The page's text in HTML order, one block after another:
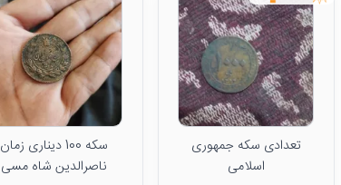
تعدادی سکه جمهوری
اسلامی
سکه 100 دیناری زمان
ناصرالدین شاه مسی